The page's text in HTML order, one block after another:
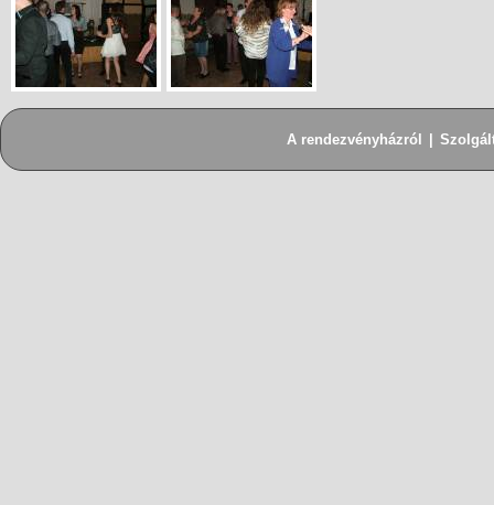
A rendezvényházról |